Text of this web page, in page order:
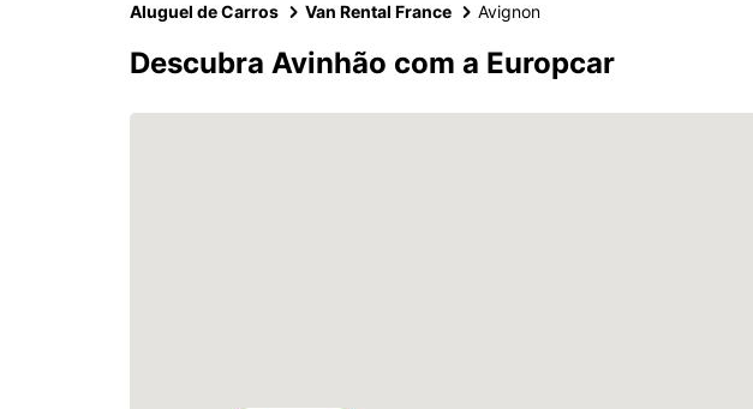
Aluguel de Carros Van Rental France Avignon
Descubra Avinhão com a Europcar